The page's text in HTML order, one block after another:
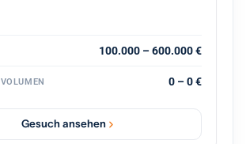
Geschäftsführung (tätige Beteiligung), die
und Skalierung100.000 – 600.000 €
0 – 0 €
Gesuch ansehen